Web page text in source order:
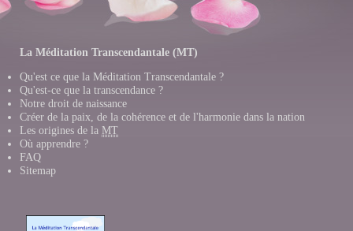
La Méditation Transcendantale (MT)
Qu'est ce que la Méditation Transcendantale ?
Qu'est-ce que la transcendance ?
Notre droit de naissance
Créer de la paix, de la cohérence et de l'harmonie dans la nation
Les origines de la MT
Où apprendre ?
FAQ
Sitemap